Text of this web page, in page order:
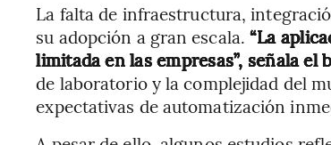
La falta de infraestructura,
su adopción a gran escala.“La
limitada en las empresas”, señala el
de laboratorio y la complejidad del
expectativas de automatización